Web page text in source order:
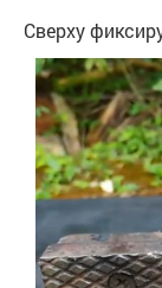
Сверху